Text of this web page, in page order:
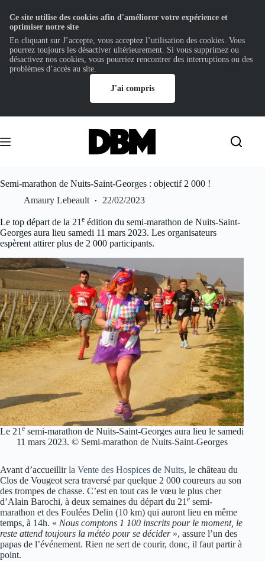
contenu
Semi-marathon de Nuits-Saint-Georges : objectif 2 000 !
Amaury Lebeault
22/02/2023
Le top départ de la 21 e édition du semi-marathon de Nuits-Saint-
Georges aura lieu samedi 11 mars 2023. Les organisateurs
espèrent attirer plus de 2 000 participants.
Le 21e semi-marathon de Nuits-Saint-Georges aura lieu le samedi
11 mars 2023. © Semi-marathon de Nuits-Saint-Georges
Avant d’accueillirla Vente des Hospices de Nuits, le château du
Clos de Vougeot sera traversé par quelque 2 000 coureurs au son
des trompes de chasse. C’est en tout cas le vœu le plus cher
d’Alain Barochi, à deux semaines du départ du 21 e semi-
marathon et des Foulées Delin (10 km) qui auront lieu en même
temps, à 14h. « Nous comptons 1 100 inscrits pour le moment, le
reste attend toujours la météo pour se décider», assure l’un des
papas de l’événement. Rien ne sert de courir, donc, il faut partir à
point.
Ce site utilise des cookies afin d'améliorer votre expérience et
optimiser notre site
En cliquant sur J’accepte, vous acceptez l’utilisation des cookies. Vous
pourrez toujours les désactiver ultérieurement. Si vous supprimez ou
désactivez nos cookies, vous pourriez rencontrer des interruptions ou des
problèmes d’accès au site.
J'ai compris